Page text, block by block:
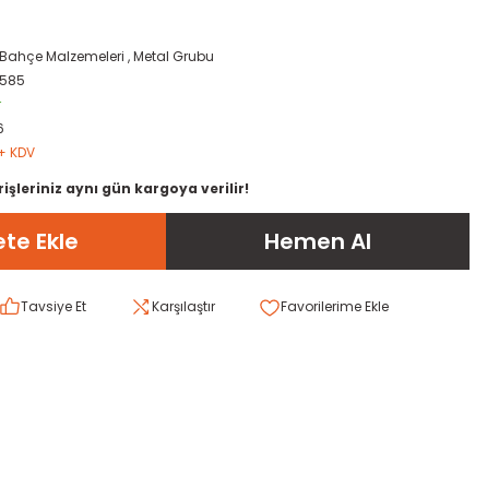
Bahçe Malzemeleri ,Metal Grubu
KDV
aynı gün kargoya verilir!
Ekle Hemen Al
Tavsiye Et Karşılaştır